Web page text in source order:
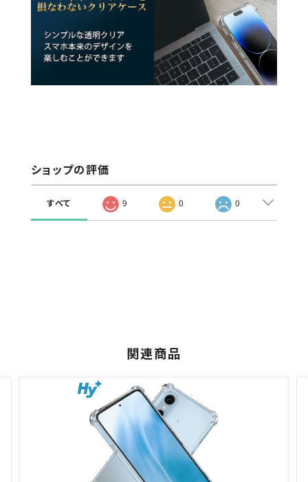
ショップの評価
すべて 9 0 0
関連商品